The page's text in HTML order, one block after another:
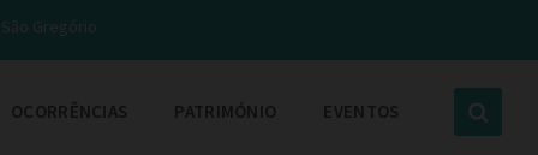
Gregório
OCORRÊNCIAS PATRIMÓNIO EVENTOS